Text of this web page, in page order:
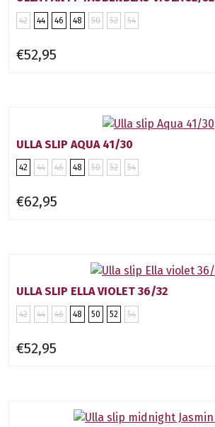
42 44 46 48 50 52 54
€52,95
ULLA SLIP AQUA 41/30
42 44 46 48 50 52 54
€62,95
ULLA SLIP ELLA VIOLET 36/32
42 44 46 48 50 52 54
€52,95